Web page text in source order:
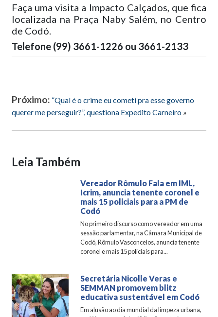
Faça uma visita a Impacto Calçados, que fica
localizada na Praça Naby Salém, no Centro
de Codó.
Telefone (99) 3661-1226 ou 3661-2133
Próximo: “Qual é o crime eu cometi pra esse governo
querer me perseguir?”, questiona Expedito Carneiro »
Leia Também
Vereador Rômulo Fala em IML,
Icrim, anuncia tenente coronel e
mais 15 policiais para a PM de
Codó
No primeiro discurso como vereador em uma
sessão parlamentar, na Câmara Municipal de
Codó, Rômulo Vasconcelos, anuncia tenente
coronel e mais 15 policiais para...
Secretária Nicolle Veras e
SEMMAN promovem blitz
educativa sustentável em Codó
Em alusão ao dia mundial da limpeza urbana,